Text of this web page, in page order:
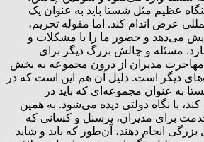
عظیم مثل شستا باید به عنوان یک
عرض اندام کند. اما مقوله تحریم،
می‌دهد و حضور ما را با مشکلات و
مسئله و چالش بزرگ دیگر برای
مدیران از درون مجموعه به بخش
دیگر است. دلیل آن هم این است که در
به عنوان مجموعه‌ای که باید در
کند، با نگاه دولتی دیده می‌شود. به همین
برای مدیران، پرسنل و کسانی که
انجام دهند، آن‌طور که باید و شاید